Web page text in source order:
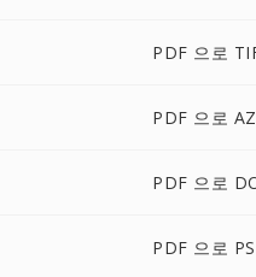
PDF 으로
PDF 으로
PDF 으로
PDF 으로 PS